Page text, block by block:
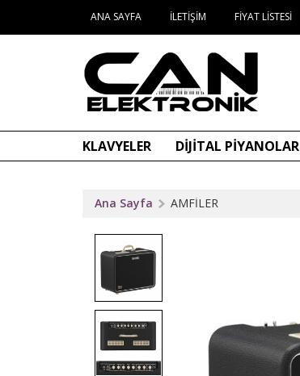
ANA SAYFA İLETIŞIM FIYAT LISTESI
KLAVYELER DİJİTAL PİYANOLAR
Ana Sayfa AMFİLER